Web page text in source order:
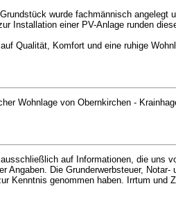
wurde fachmännisch
Installation einer PV-Anlage runden
Qualität, Komfort und eine ruhige
Wohnlage von Obernkirchen -
auf Informationen, die uns
Angaben. Die Grunderwerbsteuer,
Kenntnis genommen haben. Irrtum und